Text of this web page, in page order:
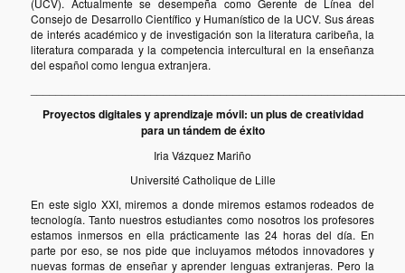
(UCV). Actualmente se desempeña como Gerente de Línea del
Consejo de Desarrollo Científico y Humanístico de la UCV. Sus áreas
de interés académico y de investigación son la literatura caribeña, la
literatura comparada y la competencia intercultural en la enseñanza
del español como lengua extranjera.
Proyectos digitales y aprendizaje móvil: un plus de creatividad
para un tándem de éxito
Iria Vázquez Mariño
Université Catholique de Lille
En este siglo XXI, miremos a donde miremos estamos rodeados de
tecnología. Tanto nuestros estudiantes como nosotros los profesores
estamos inmersos en ella prácticamente las 24 horas del día. En
parte por eso, se nos pide que incluyamos métodos innovadores y
nuevas formas de enseñar y aprender lenguas extranjeras. Pero la